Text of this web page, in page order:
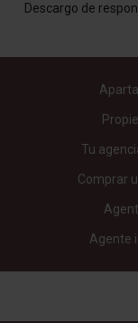
Descargo de
Tu
Comprar
Agente